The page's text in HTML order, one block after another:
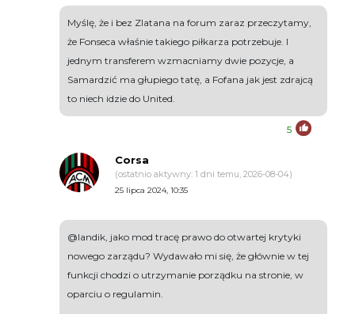
Myślę, że i bez Zlatana na forum zaraz przeczytamy,
że Fonseca właśnie takiego piłkarza potrzebuje. I
jednym transferem wzmacniamy dwie pozycje, a
Samardzić ma głupiego tatę, a Fofana jak jest zdrajcą
to niech idzie do United.
5
Corsa
(ostatnio aktywny: 1 dni temu, 2026-08-04)
25 lipca 2024, 10:35
@landik, jako mod tracę prawo do otwartej krytyki
nowego zarządu? Wydawało mi się, że głównie w tej
funkcji chodzi o utrzymanie porządku na stronie, w
oparciu o regulamin.